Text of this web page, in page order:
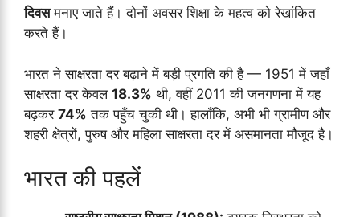
दिवसमनाए जाते हैं। दोनों अवसर शिक्षा के महत्व को रेखांकित
करते हैं।
भारत ने साक्षरता दर बढ़ाने में बड़ी प्रगति की है — 1951 में जहाँ
साक्षरता दर केवल 18.3% थी, वहीं 2011 की जनगणना में यह
बढ़कर 74% तक पहुँच चुकी थी। हालाँकि, अभी भी ग्रामीण और
शहरी क्षेत्रों, पुरुष और महिला साक्षरता दर में असमानता मौजूद है।
भारत की पहलें